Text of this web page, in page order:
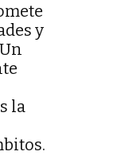
y
la